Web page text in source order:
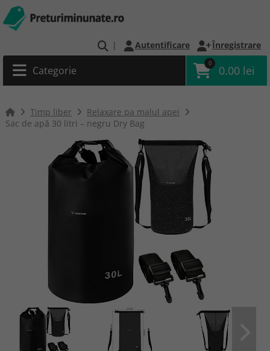
| Autentificare Înregistrare
Categorie
0
0.00 lei
Timp liber
Relaxare pa malul apei
Sac de apă 30 litri – negru Dry Bag